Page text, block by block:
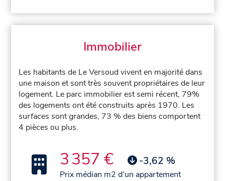
Immobilier
Les habitants de Le Versoud vivent en majorité dans
une maison et sont très souvent propriétaires de leur
logement. Le parc immobilier est semi récent, 79%
des logements ont été construits après 1970. Les
surfaces sont grandes, 73 % des biens comportent
4 pièces ou plus.
3 357 € -3,62 %
Prix médian m2 d'un appartement